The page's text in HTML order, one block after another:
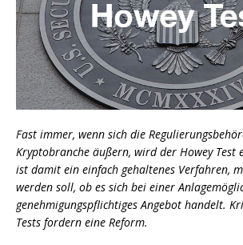
Fast immer, wenn sich die
Kryptobranche äußern, wird der Howey Test
ist damit ein einfach gehaltenes Verfahren,
werden soll, ob es sich bei einer
genehmigungspflichtiges Angebot handelt.
Tests fordern eine Reform.